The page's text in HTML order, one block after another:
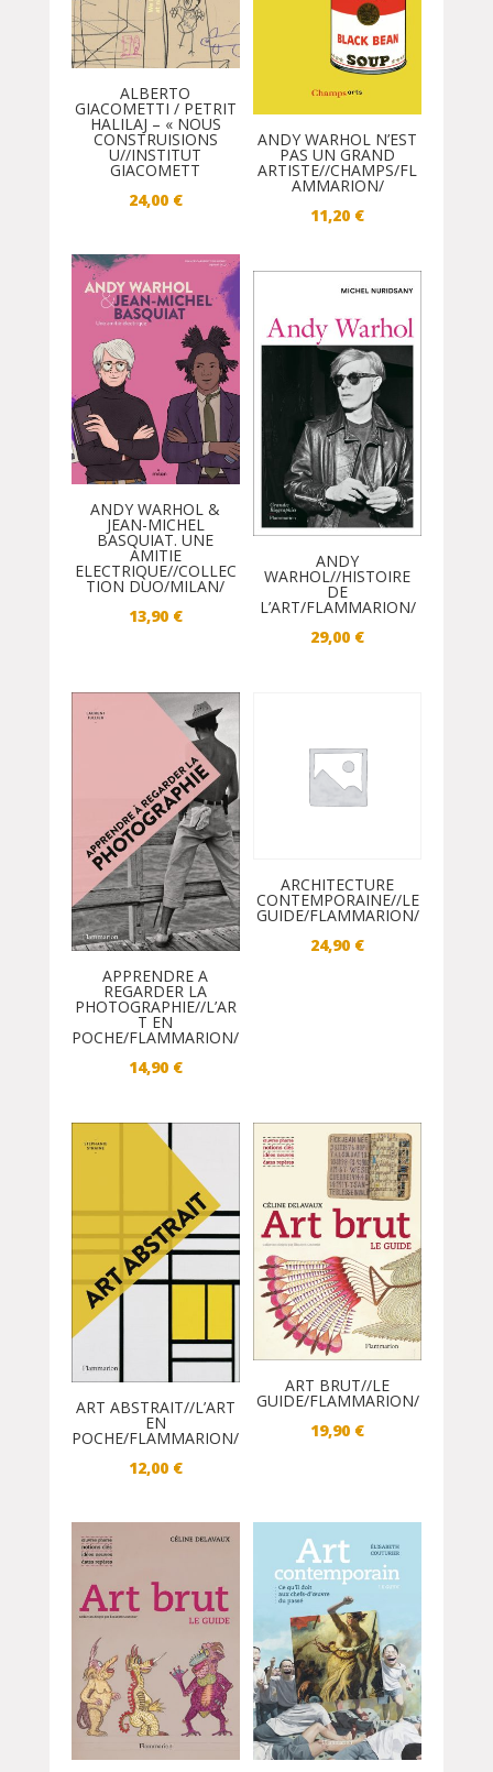
ALBERTO
GIACOMETTI / PETRIT
HALILAJ – « NOUS
CONSTRUISIONS
U//INSTITUT
GIACOMETT
24,00 €
ANDY WARHOL N’EST
PAS UN GRAND
ARTISTE//CHAMPS/FL
AMMARION/
11,20 €
ANDY WARHOL &
JEAN-MICHEL
BASQUIAT. UNE
AMITIE
ELECTRIQUE//COLLEC
TION DUO/MILAN/
13,90 €
ANDY
WARHOL//HISTOIRE
DE
L’ART/FLAMMARION/
29,00 €
APPRENDRE A
REGARDER LA
PHOTOGRAPHIE//L’AR
T EN
POCHE/FLAMMARION/
14,90 €
ARCHITECTURE
CONTEMPORAINE//LE
GUIDE/FLAMMARION/
24,90 €
ART ABSTRAIT//L’ART
EN
POCHE/FLAMMARION/
12,00 €
ART BRUT//LE
GUIDE/FLAMMARION/
19,90 €